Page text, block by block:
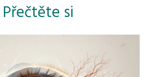
Přečtěte si